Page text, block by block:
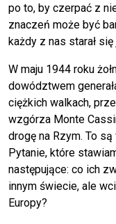
po to, by czerpać z
znaczeń może być
każdy z nas starał
W maju 1944 roku
dowództwem
ciężkich walkach,
wzgórza Monte
drogę na Rzym. To
Pytanie, które
następujące: co ich
innym świecie, ale
Europy?